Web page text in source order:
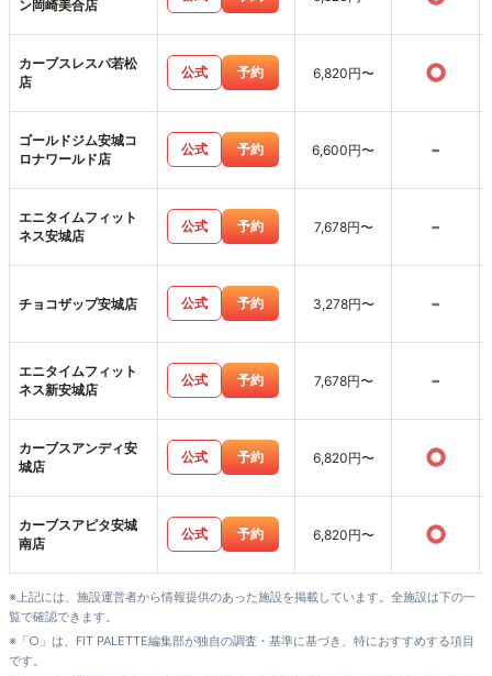
ン岡崎美合店
カーブスレスパ若松
店
公式 予約 6,820円〜 ○
ゴールドジム安城コ
ロナワールド店
公式 予約 6,600円〜 -
エニタイムフィット
ネス安城店
公式 予約 7,678円〜 -
チョコザップ安城店 公式 予約 3,278円〜 -
エニタイムフィット
ネス新安城店
公式 予約 7,678円〜 -
カーブスアンディ安
城店
公式 予約 6,820円〜 ○
カーブスアピタ安城
南店
公式 予約 6,820円〜 ○
※上記には、施設運営者から情報提供のあった施設を掲載しています。全施設は下の一
覧で確認できます。
※「○」は、FIT PALETTE編集部が独自の調査・基準に基づき、特におすすめする項目
です。